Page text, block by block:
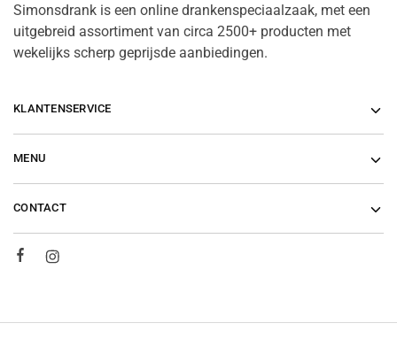
Simonsdrank is een online drankenspeciaalzaak, met een
uitgebreid assortiment van circa 2500+ producten met
wekelijks scherp geprijsde aanbiedingen.
KLANTENSERVICE
MENU
CONTACT